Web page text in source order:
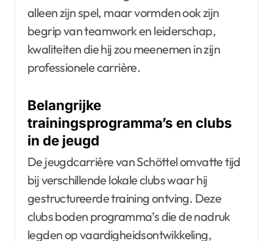
alleen zijn spel, maar vormden ook zijn
begrip van teamwork en leiderschap,
kwaliteiten die hij zou meenemen in zijn
professionele carrière.
Belangrijke
trainingsprogramma’s en clubs
in de jeugd
De jeugdcarrière van Schöttel omvatte tijd
bij verschillende lokale clubs waar hij
gestructureerde training ontving. Deze
clubs boden programma’s die de nadruk
legden op vaardigheidsontwikkeling,